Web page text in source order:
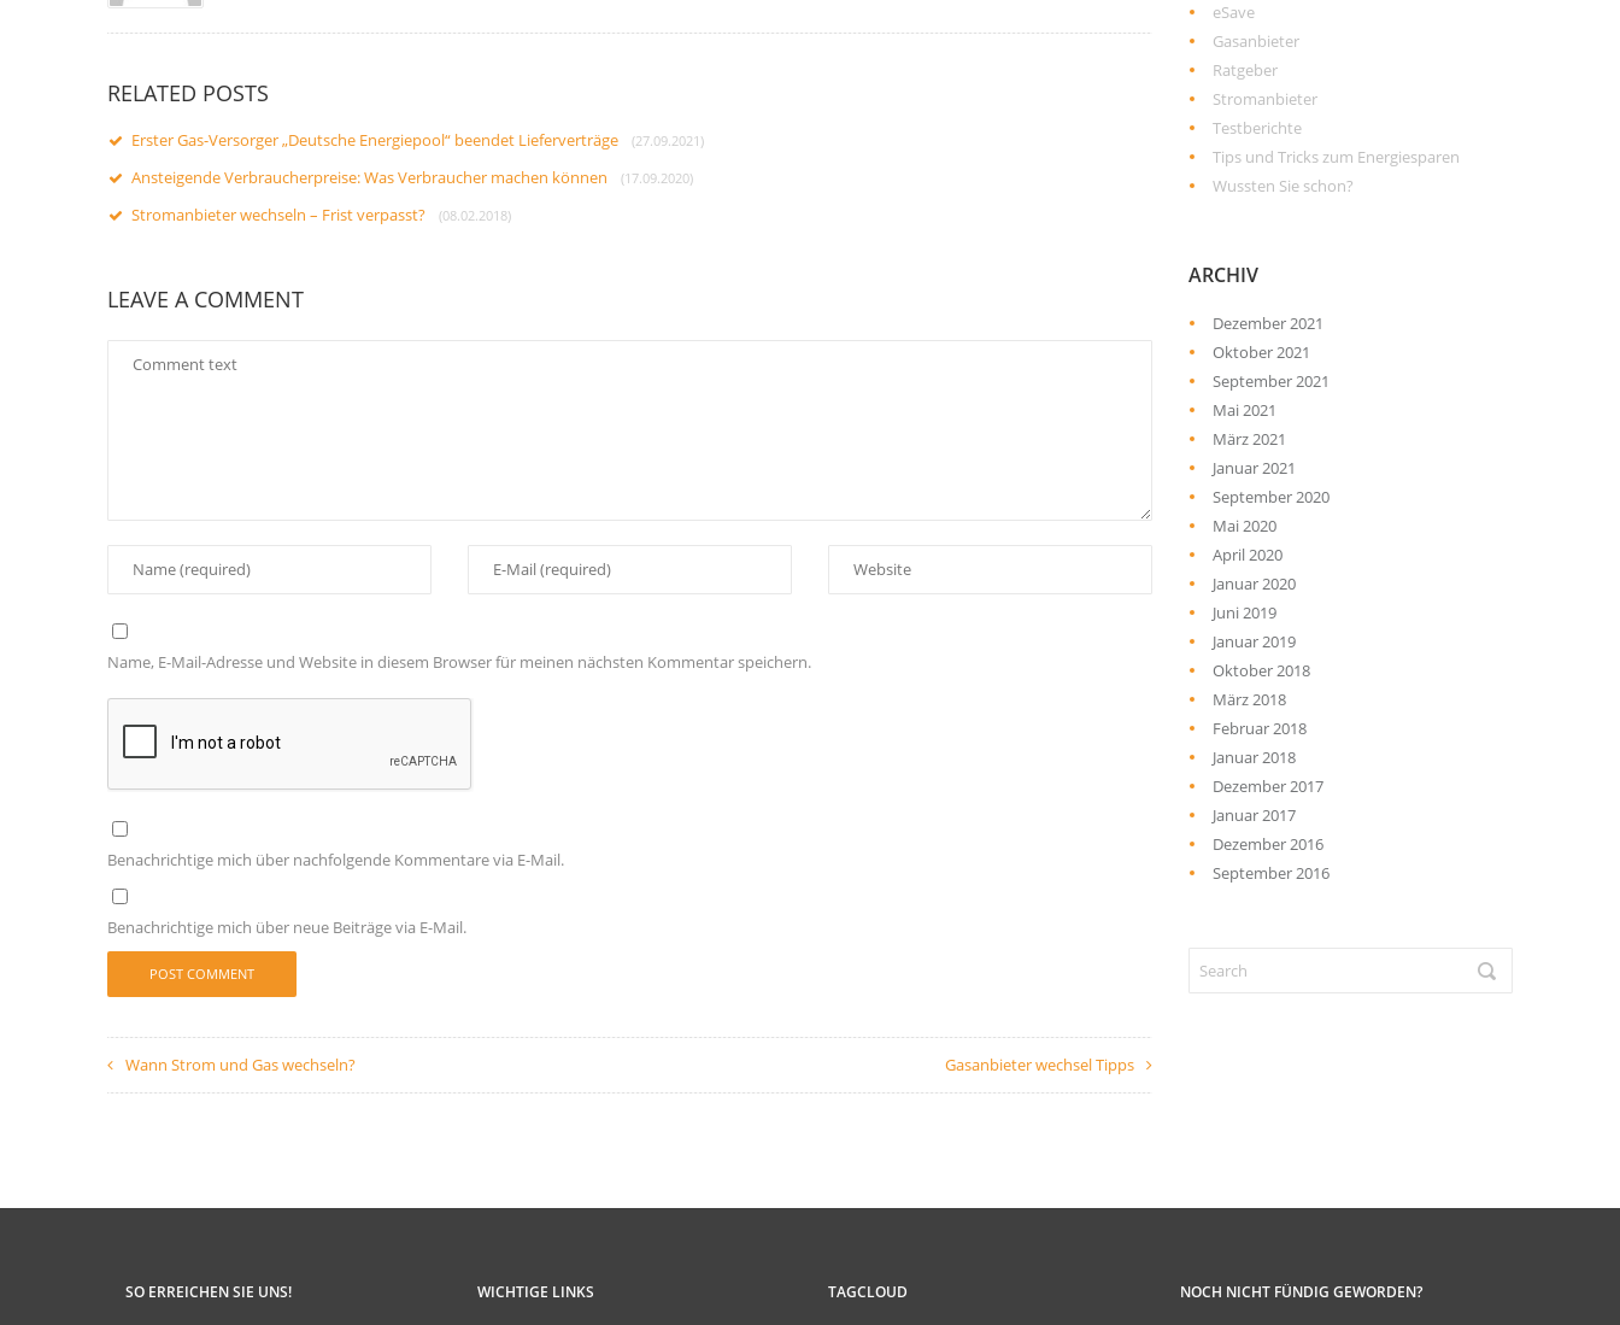
RELATED POSTS
Erster Gas-Versorger „Deutsche Energiepool“ beendet Lieferverträge (27.09.2021)
Ansteigende Verbraucherpreise: Was Verbraucher machen können (17.09.2020)
Stromanbieter wechseln – Frist verpasst? (08.02.2018)
LEAVE A COMMENT
Name, E-Mail-Adresse und Website in diesem Browser für meinen nächsten Kommentar speichern.
Benachrichtige mich über nachfolgende Kommentare via E-Mail.
Benachrichtige mich über neue Beiträge via E-Mail.
Wann Strom und Gas wechseln? Gasanbieter wechsel Tipps
eSave
Gasanbieter
Ratgeber
Stromanbieter
Testberichte
Tips und Tricks zum Energiesparen
Wussten Sie schon?
ARCHIV
Dezember 2021
Oktober 2021
September 2021
Mai 2021
März 2021
Januar 2021
September 2020
Mai 2020
April 2020
Januar 2020
Juni 2019
Januar 2019
Oktober 2018
März 2018
Februar 2018
Januar 2018
Dezember 2017
Januar 2017
Dezember 2016
September 2016
SO ERREICHEN SIE UNS! WICHTIGE LINKS TAGCLOUD NOCH NICHT FÜNDIG GEWORDEN?